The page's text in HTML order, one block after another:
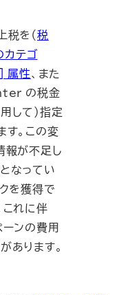
税を（税
カテゴ
属性、また
の税金
して）指定
す。この変
報が不足し
なってい
を獲得で
これに伴
ーンの費用
あります。